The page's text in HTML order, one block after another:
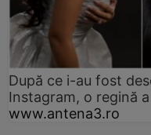
După ce i-au fost
Instagram, o regină
www.antena3.ro